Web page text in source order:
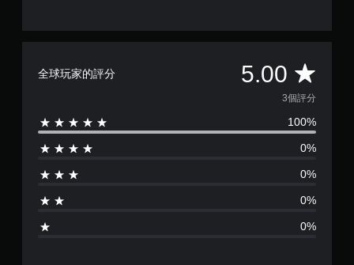
全球玩家的評分 5.00 平
均
評
分
5
3個評分
100%
0%
0%
0%
0%